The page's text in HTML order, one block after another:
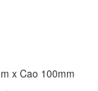
x Cao 100mm